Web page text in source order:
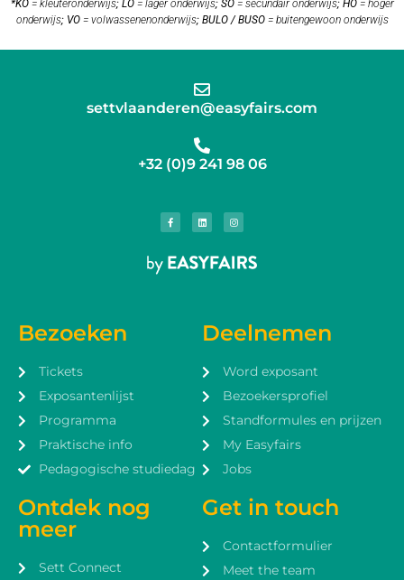
*KO = kleuteronderwijs; LO = lager onderwijs; SO = secundair onderwijs; HO = hoger
onderwijs; VO= volwassenenonderwijs; BULO / BUSO = buitengewoon onderwijs
settvlaanderen@easyfairs.com
+32 (0)9 241 98 06
Bezoeken
Tickets
Exposantenlijst
Programma
Praktische info
Pedagogische studiedag
Ontdek nog
meer
Sett Connect
Deelnemen
Word exposant
Bezoekersprofiel
Standformules en prijzen
My Easyfairs
Jobs
Get in touch
Contactformulier
Meet the team